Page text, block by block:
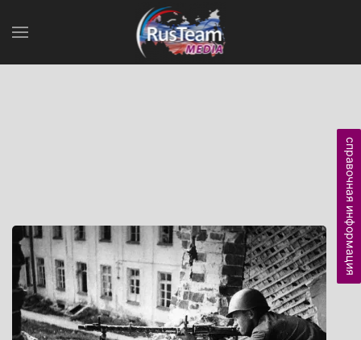
справочная информация